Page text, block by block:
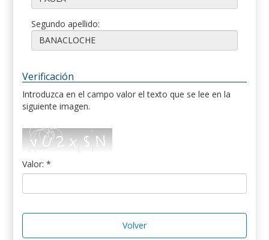
Segundo apellido:
Verificación
Introduzca en el campo valor el texto que se lee en la
siguiente imagen.
Valor: *
Volver